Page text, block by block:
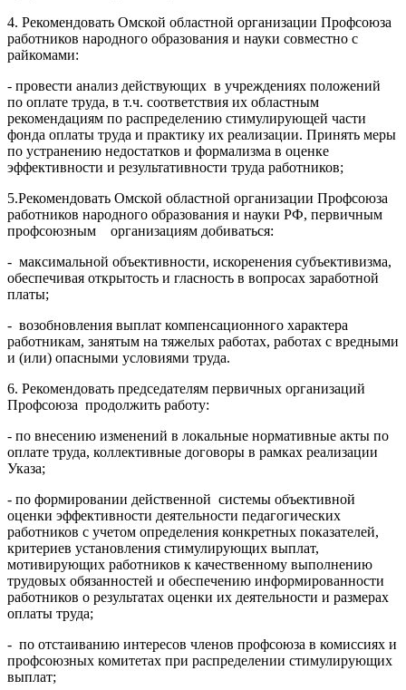
4. Рекомендовать Омской областной организации Профсоюза
работников народного образования и науки совместно с
райкомами:
- провести анализ действующих в учреждениях положений
по оплате труда, в т.ч. соответствия их областным
рекомендациям по распределению стимулирующей части
фонда оплаты труда и практику их реализации. Принять меры
по устранению недостатков и формализма в оценке
эффективности и результативности труда работников;
5.Рекомендовать Омской областной организации Профсоюза
работников народного образования и науки РФ, первичным
профсоюзным организациям добиваться:
- максимальной объективности, искоренения субъективизма,
обеспечивая открытость и гласность в вопросах заработной
платы;
- возобновления выплат компенсационного характера
работникам, занятым на тяжелых работах, работах с вредными
и (или) опасными условиями труда.
6. Рекомендовать председателям первичных организаций
Профсоюза продолжить работу:
- по внесению изменений в локальные нормативные акты по
оплате труда, коллективные договоры в рамках реализации
Указа;
- по формировании действенной системы объективной
оценки эффективности деятельности педагогических
работников с учетом определения конкретных показателей,
критериев установления стимулирующих выплат,
мотивирующих работников к качественному выполнению
трудовых обязанностей и обеспечению информированности
работников о результатах оценки их деятельности и размерах
оплаты труда;
- по отстаиванию интересов членов профсоюза в комиссиях и
профсоюзных комитетах при распределении стимулирующих
выплат;